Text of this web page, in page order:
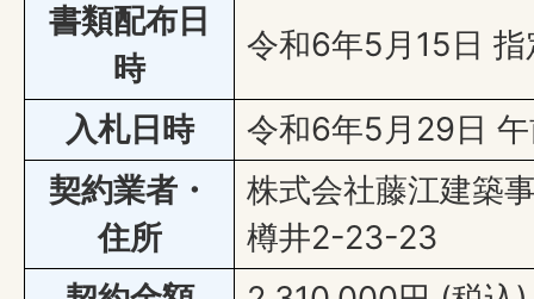
書類配布日
時
令和6年5月15日 指
入札日時
令和6年5月29日
契約業者・
住所
株式会社藤江建築
樽井2-23-23